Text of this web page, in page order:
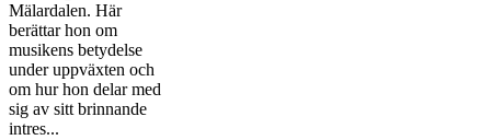
Mälardalen. Här
berättar hon om
musikens betydelse
under uppväxten och
om hur hon delar med
sig av sitt brinnande
intres...